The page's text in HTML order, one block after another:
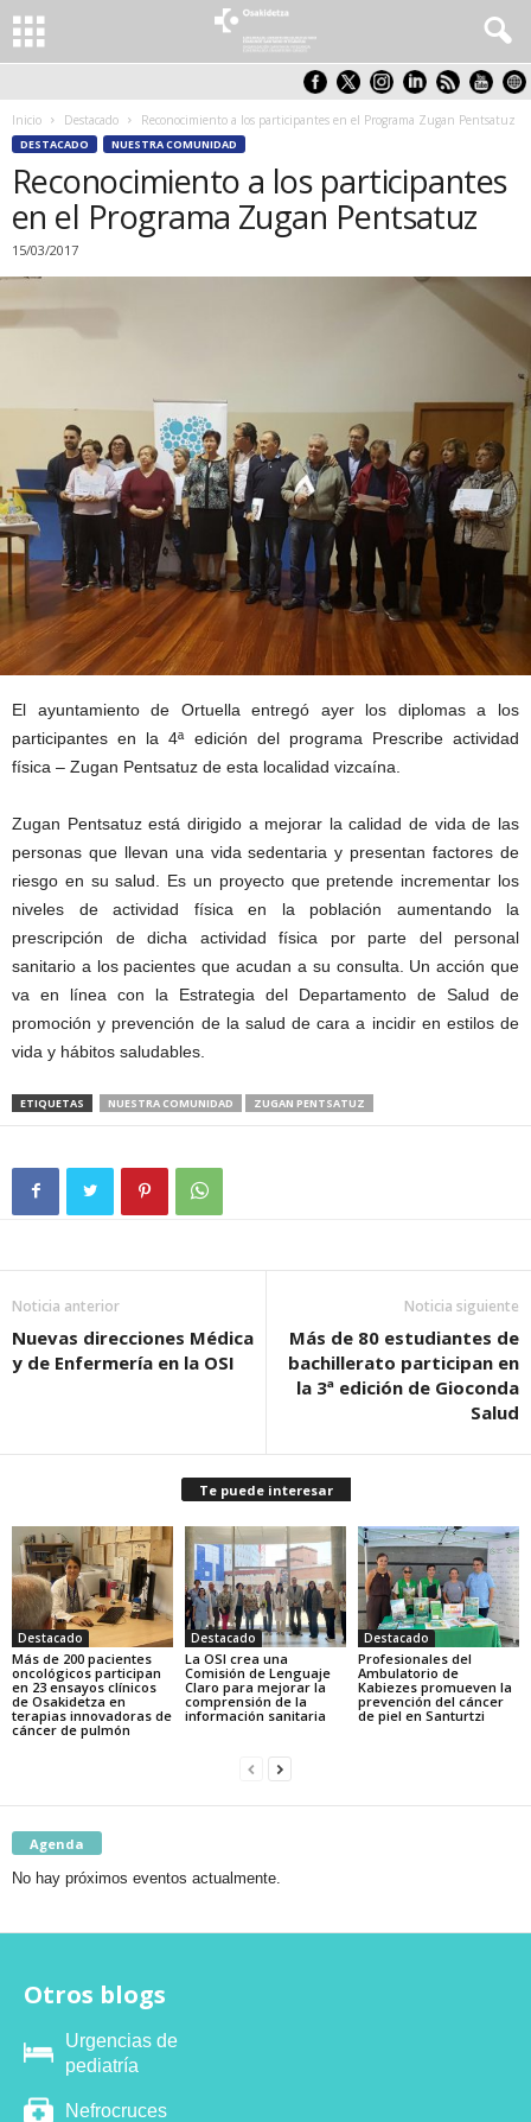
Inicio Destacado Reconocimiento a los participantes en el Programa Zugan Pentsatuz
DESTACADO NUESTRA COMUNIDAD
Reconocimiento a los participantes
en el Programa Zugan Pentsatuz
15/03/2017
El ayuntamiento de Ortuella entregó ayer los diplomas a los
participantes en la 4ª edición del programa Prescribe actividad
física – Zugan Pentsatuz de esta localidad vizcaína.
Zugan Pentsatuz está dirigido a mejorar la calidad de vida de las
personas que llevan una vida sedentaria y presentan factores de
riesgo en su salud. Es un proyecto que pretende incrementar los
niveles de actividad física en la población aumentando la
prescripción de dicha actividad física por parte del personal
sanitario a los pacientes que acudan a su consulta. Un acción que
va en línea con la Estrategia del Departamento de Salud de
promoción y prevención de la salud de cara a incidir en estilos de
vida y hábitos saludables.
ETIQUETAS NUESTRA COMUNIDAD ZUGAN PENTSATUZ
Noticia anterior
Nuevas direcciones Médica
y de Enfermería en la OSI
Noticia siguiente
Más de 80 estudiantes de
bachillerato participan en
la 3ª edición de Gioconda
Salud
Te puede interesar
Destacado
Más de 200 pacientes
oncológicos participan
en 23 ensayos clínicos
de Osakidetza en
terapias innovadoras de
cáncer de pulmón
Destacado
La OSI crea una
Comisión de Lenguaje
Claro para mejorar la
comprensión de la
información sanitaria
Destacado
Profesionales del
Ambulatorio de
Kabiezes promueven la
prevención del cáncer
de piel en Santurtzi
Agenda
No hay próximos eventos actualmente.
Otros blogs
Urgencias de
pediatría
Nefrocruces